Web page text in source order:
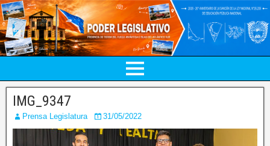
IMG_9347
Prensa Legislatura 31/05/2022